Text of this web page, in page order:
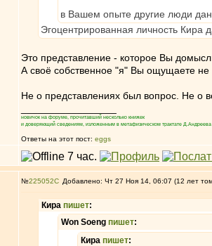
в Вашем опыте другие люди
Эгоцентрированная личность Кира
Это представление - которое Вы
А своё собственное "я" Вы ощущаете
Не о представлениях был вопрос. Не о
новичок на форуме, прочитавший несколько книжек
и доверяющий сведениям, изложенным в метафизическом трактате
Ответы на этот пост: eggs
№225052 Добавлено: Чт 27 Ноя 14, 06:07 (12 лет
Кира пишет:
Won Soeng пишет:
Кира пишет: